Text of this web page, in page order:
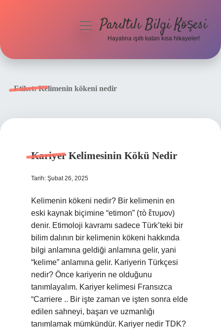
menüyüParıltılı Bilgi Köşesi
Hayatına ışıltı katan kısa hikayeler!
Etiket:Kelimenin kökeni nedir
Kariyer Kelimesinin Kökü Nedir
Tarih: Şubat 26, 2025
Kelimenin kökeni nedir? Bir kelimenin en
eski kaynak biçimine “etimon” (τὸ ἔτυμον)
denir. Etimoloji kavramı sadece Türk’teki bir
bilim dalının bir kelimenin kökeni hakkında
bilgi anlamına geldiği anlamına gelir, yani
“kelime” anlamına gelir. Kariyerin Türkçesi
nedir? Önce kariyerin ne olduğunu
tanımlayalım. Kariyer kelimesi Fransızca
“Carriere .. Bir işte zaman ve işten sonra elde
edilen sahneyi, başarı ve uzmanlığı
tanımlamak mümkündür. Kariyer nedir TDK?